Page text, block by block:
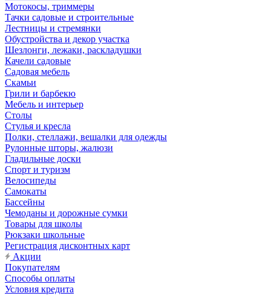
Мотокосы, триммеры
Тачки садовые и строительные
Лестницы и стремянки
Обустройства и декор участка
Шезлонги, лежаки, раскладушки
Качели садовые
Садовая мебель
Скамьи
Грили и барбекю
Мебель и интерьер
Столы
Стулья и кресла
Полки, стеллажи, вешалки для одежды
Рулонные шторы, жалюзи
Гладильные доски
Спорт и туризм
Велосипеды
Самокаты
Бассейны
Чемоданы и дорожные сумки
Товары для школы
Рюкзаки школьные
Регистрация дисконтных карт
Акции
Покупателям
Способы оплаты
Условия кредита